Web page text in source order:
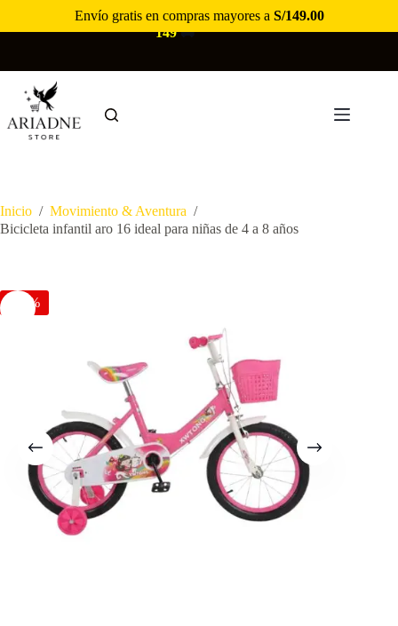
ENVÍO GRATIS EN COMPRAS MAYORES A S/
149🚚
Inicio / Movimiento & Aventura /
Bicicleta infantil aro 16 ideal para niñas de 4 a 8 años
-23%
Envío gratis en compras mayores a S/149.00